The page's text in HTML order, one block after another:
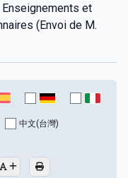
Enseignements et
(Envoi de M.
中文(台灣)